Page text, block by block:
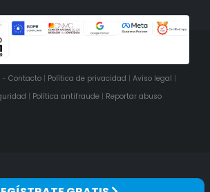
- Contacto | Política de privacidad | Aviso legal |
| Política antifraude| Reportar abuso